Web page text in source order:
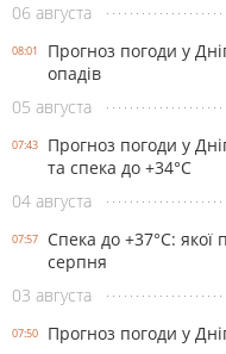
06 августа
08:01
Прогноз погоди у
опадів
05 августа
07:43
Прогноз погоди у
та спека до +34°С
04 августа
07:57
Спека до +37°С: якої
серпня
03 августа
07:50
Прогноз погоди у